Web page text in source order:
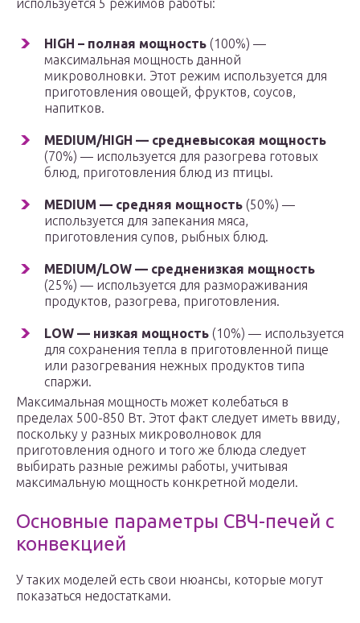
используется 5 режимов работы:
HIGH – полная мощность (100%) —
максимальная мощность данной
микроволновки. Этот режим используется для
приготовления овощей, фруктов, соусов,
напитков.
MEDIUM/HIGH — средневысокая мощность
(70%) — используется для разогрева готовых
блюд, приготовления блюд из птицы.
MEDIUM — средняя мощность (50%) —
используется для запекания мяса,
приготовления супов, рыбных блюд.
MEDIUM/LOW — средненизкая мощность
(25%) — используется для размораживания
продуктов, разогрева, приготовления.
LOW — низкая мощность (10%) — используется
для сохранения тепла в приготовленной пище
или разогревания нежных продуктов типа
спаржи.
Максимальная мощность может колебаться в
пределах 500-850 Вт. Этот факт следует иметь ввиду,
поскольку у разных микроволновок для
приготовления одного и того же блюда следует
выбирать разные режимы работы, учитывая
максимальную мощность конкретной модели.
Основные параметры СВЧ-печей с
конвекцией
У таких моделей есть свои нюансы, которые могут
показаться недостатками.